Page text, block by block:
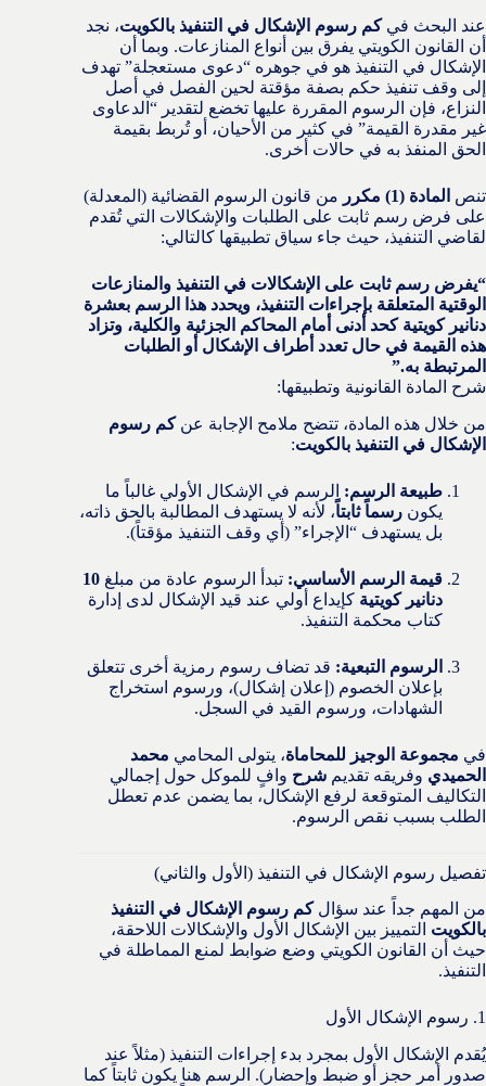
عند البحث فيكم رسوم الإشكال في التنفيذ بالكويت، نجد
أن القانون الكويتي يفرق بين أنواع المنازعات. وبما أن
الإشكال في التنفيذ هو في جوهره “دعوى مستعجلة” تهدف
إلى وقف تنفيذ حكم بصفة مؤقتة لحين الفصل في أصل
النزاع، فإن الرسوم المقررة عليها تخضع لتقدير “الدعاوى
غير مقدرة القيمة” في كثير من الأحيان، أو تُربط بقيمة
الحق المنفذ به في حالات أخرى.
تنص المادة (1) مكرر
من قانون الرسوم القضائية (المعدلة)
على فرض رسم ثابت على الطلبات والإشكالات التي تُقدم
لقاضي التنفيذ، حيث جاء سياق تطبيقها كالتالي:
“يفرض رسم ثابت على الإشكالات في التنفيذ والمنازعات
الوقتية المتعلقة بإجراءات التنفيذ، ويحدد هذا الرسم بعشرة
دنانير كويتية كحد أدنى أمام المحاكم الجزئية والكلية، وتزاد
هذه القيمة في حال تعدد أطراف الإشكال أو الطلبات
المرتبطة به.”
شرح المادة القانونية وتطبيقها:
من خلال هذه المادة، تتضح ملامح الإجابة عنكم رسوم
الإشكال في التنفيذ بالكويت:
طبيعة الرسم: الرسم في الإشكال الأولي غالباً ما
يكون رسماً ثابتاً، لأنه لا يستهدف المطالبة بالحق ذاته،
بل يستهدف “الإجراء” (أي وقف التنفيذ مؤقتاً).
قيمة الرسم الأساسي: تبدأ الرسوم عادة من مبلغ 10
دنانير كويتية كإيداع أولي عند قيد الإشكال لدى إدارة
كتاب محكمة التنفيذ.
الرسوم التبعية: قد تضاف رسوم رمزية أخرى تتعلق
بإعلان الخصوم (إعلان إشكال)، ورسوم استخراج
الشهادات، ورسوم القيد في السجل.
في مجموعة الوجيز للمحاماة، يتولى المحامي محمد
الحميدي وفريقه تقديم شرح وافٍ للموكل حول إجمالي
التكاليف المتوقعة لرفع الإشكال، بما يضمن عدم تعطل
الطلب بسبب نقص الرسوم.
تفصيل رسوم الإشكال في التنفيذ (الأول والثاني)
من المهم جداً عند سؤالكم رسوم الإشكال في التنفيذ
بالكويت التمييز بين الإشكال الأول والإشكالات اللاحقة،
حيث أن القانون الكويتي وضع ضوابط لمنع المماطلة في
التنفيذ.
1. رسوم الإشكال الأول
يُقدم الإشكال الأول بمجرد بدء إجراءات التنفيذ (مثلاً عند
صدور أمر حجز أو ضبط وإحضار). الرسم هنا يكون ثابتاً كما